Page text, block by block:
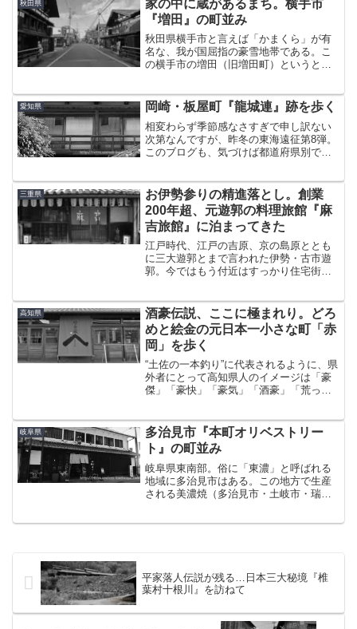
秋田県
家の中に蔵があるまち。横手市
『増田』の町並み
秋田県横手市と言えば「かまくら」が有
名な、我が国屈指の豪雪地帯である。こ
の横手市の増田（旧増田町）というとこ
部から南へ10km以上離れており、お隣湯
沢のほうが全然...
愛知県 岡崎・板屋町『龍城連』跡を歩く
相変わらず季節感なさすぎで申し訳ない
次第なんですが、昨冬の東海遠征第8弾。
このブログも、気づけば都道府県別では
近辺を歩き、東へ戻りがてら立ち寄った
のが中部を代表する都市...
三重県
お伊勢参りの精進落とし。創業
200年超、元遊郭の料理旅館『麻
吉旅館』に泊まってきた
江戸時代、江戸の吉原、京の島原ととも
に三大遊郭とまで言われた伊勢・古市遊
郭。今ではもう付近はすっかり住宅街に
を今に伝える建物がある。それが『麻吉
旅館』である。今回の三重...
高知県
酒豪伝説、ここに極まれり。どろ
めと絵金の元日本一小さな町「赤
岡」を歩く
“土佐の一本釣り”に代表されるように、県
外者にとって高知県人のイメージは「豪
傑」「豪快」「豪気」「酒豪」「荒っぽ
ほど近い太平洋に面したところに、そん
な高知のイメージを地...
岐阜県
多治見市『本町オリベストリー
ト』の町並み
岐阜県東南部。俗に「東濃」と呼ばれる
地域に多治見市はある。この地方で生産
される美濃焼（多治見市・土岐市・瑞浪
平家落人伝説が残る…日本三大秘境『椎
葉村十根川』を訪ねて